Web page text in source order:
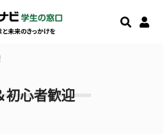
初心者歓迎